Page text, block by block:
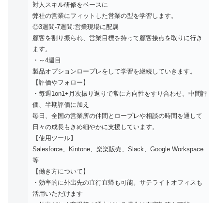
対人スキル研修をベースに
弊社の営業にフィットした営業の型を学習します。
◎3週間-7週間:営業現場に配属
顧客を割り振られ、営業目標を持って顧客接点を取りに行き
ます。
・～4週目
製品オプションロープレをして学習を継続していきます。
【評価やフォロー】
・毎週1on1+月次振り返りで常に方向性をすり合わせ。中間評
価、半期評価に加え
毎日、全国の営業所の仲間とロープレや相談の時間を通して
日々の成長もきめ細やかに支援しています。
【使用ツール】
Salesforce、Kintone、楽楽販売、Slack、Google Workspace
等
【働き方について】
・効率的に外出先の直行直帰も可能。サテライトオフィスも
活用いただけます